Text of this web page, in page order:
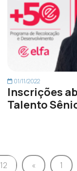
01/11/2022
Inscrições
Talento
12
« 1